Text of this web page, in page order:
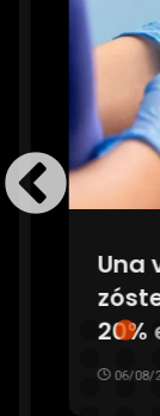
Una
20%
06/08/2026